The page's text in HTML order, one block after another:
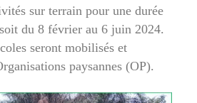
sur terrain pour une durée
du 8 février au 6 juin 2024.
seront mobilisés et
paysannes (OP).